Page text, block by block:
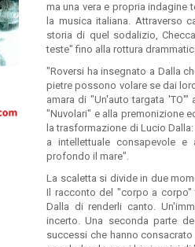
ma una vera e propria indagine
la musica italiana. Attraverso
storia di quel sodalizio,
teste" fino alla rottura
"Roversi ha insegnato a Dalla
pietre possono volare se dai
amara di "Un'auto targata
"Nuvolari" e alla premonizione
la trasformazione di Lucio
a intellettuale consapevole
profondo il mare".
La scaletta si divide in due
Il racconto del "corpo a
Dalla di renderli canto.
incerto. Una seconda parte
successi che hanno